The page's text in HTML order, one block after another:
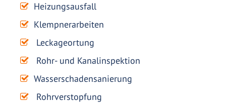
Heizungsausfall
Klempnerarbeiten
Leckageortung
Rohr- und Kanalinspektion
Wasserschadensanierung
Rohrverstopfung